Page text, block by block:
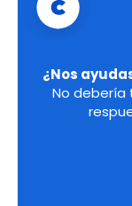
¿Nos
No debería